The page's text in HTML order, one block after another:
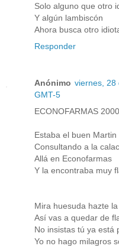
Solo alguno que otro
Y algún lambiscón
Ahora busca otro
Responder
Anónimo viernes, 28
GMT-5
ECONOFARMAS 2000
Estaba el buen Martin
Consultando a la
Allá en Econofarmas
Y la encontraba muy
Mira huesuda hazte
Así vas a quedar de
No insistas tú ya está
Yo no hago milagros